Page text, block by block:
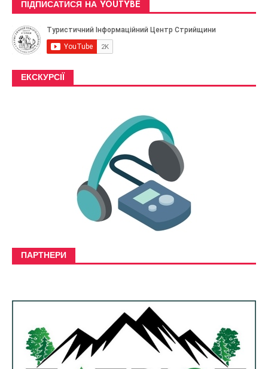
ПІДПИСАТИСЯ НА YOUTYBE
ЕКСКУРСІЇ
ПАРТНЕРИ